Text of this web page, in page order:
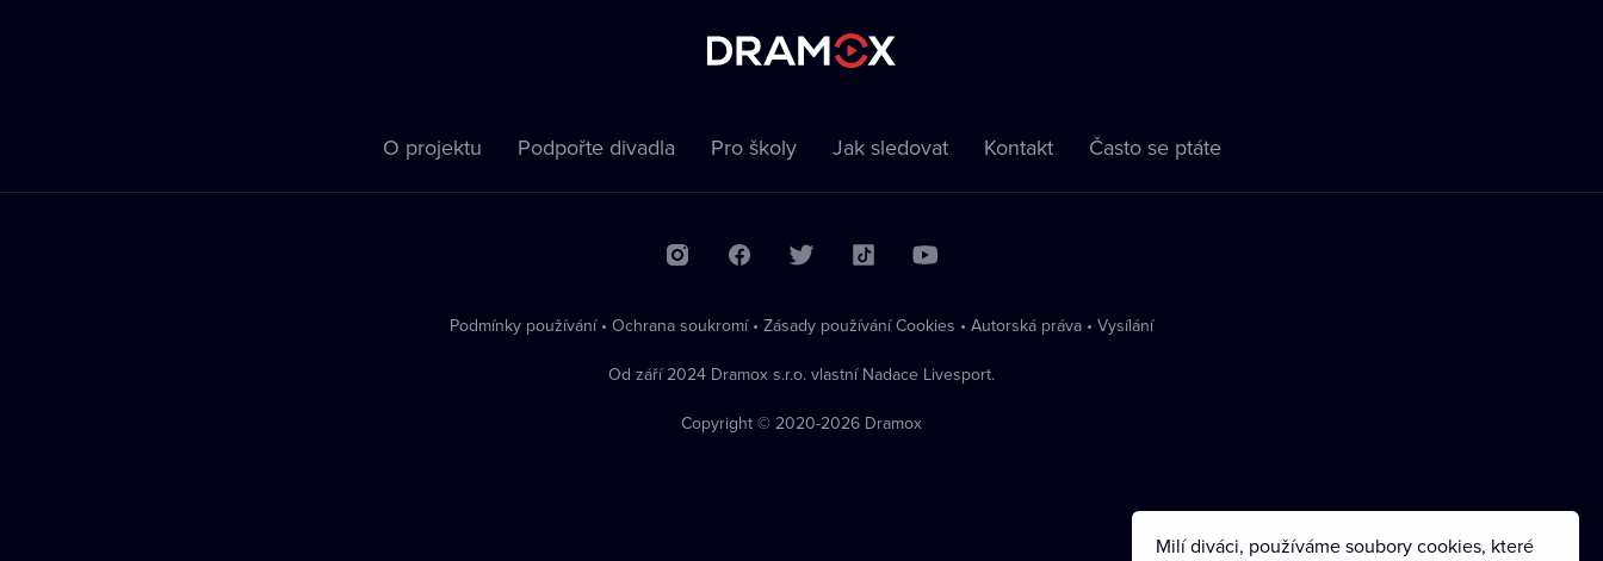
O projektu Podpořte divadla Pro školy Jak sledovat Kontakt Často se ptáte
Podmínky používání • Ochrana soukromí • Zásady používání Cookies • Autorská práva • Vysílání
Od září 2024 Dramox s.r.o. vlastní Nadace Livesport.
Copyright © 2020-2026 Dramox
Milí diváci, používáme soubory cookies, které